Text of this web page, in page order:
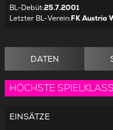
BL-Debüt:25.7.2001
Letzter BL-Verein:FK Austria
DATEN
HÖCHSTE
EINSÄTZE